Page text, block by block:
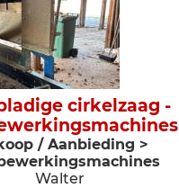
cirkelzaag -
/ Aanbieding >
Walter